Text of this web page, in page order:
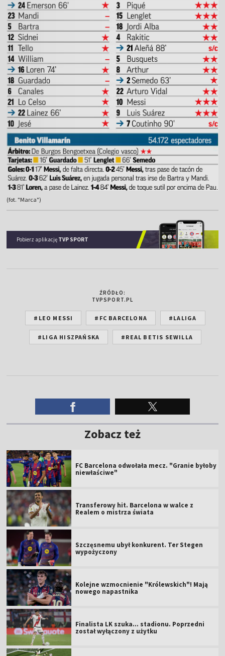
(fot. "Marca")
Pobierz aplikację TVP SPORT
ŹRÓDŁO:
TVPSPORT.PL
#LEO MESSI #FC BARCELONA #LALIGA
#LIGA HISZPAŃSKA #REAL BETIS SEWILLA
Zobacz też
FC Barcelona odwołała mecz. "Granie byłoby
niewłaściwe"
Transferowy hit. Barcelona w walce z
Realem o mistrza świata
Szczęsnemu ubył konkurent. Ter Stegen
wypożyczony
Kolejne wzmocnienie "Królewskich"! Mają
nowego napastnika
Finalista LK szuka... stadionu. Poprzedni
został wyłączony z użytku